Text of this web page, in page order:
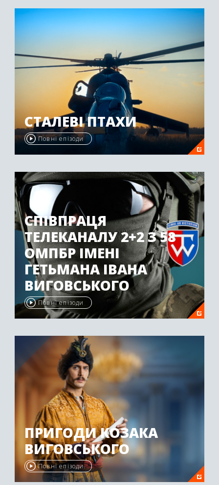
СТАЛЕВІ ПТАХИ
Повні епізоди
СПІВПРАЦЯ
ТЕЛЕКАНАЛУ 2+2 З 58
ОМПБР ІМЕНІ
ГЕТЬМАНА ІВАНА
ВИГОВСЬКОГО
Повні епізоди
ПРИГОДИ КОЗАКА
ВИГОВСЬКОГО
Повні епізоди